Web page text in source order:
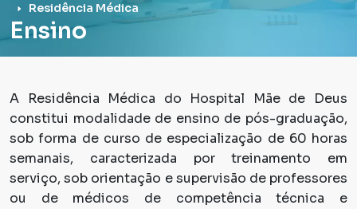
Residência Médica
Ensino
A Residência Médica do Hospital Mãe de Deus
constitui modalidade de ensino de pós-graduação,
sob forma de curso de especialização de 60 horas
semanais, caracterizada por treinamento em
serviço, sob orientação e supervisão de professores
ou de médicos de competência técnica e